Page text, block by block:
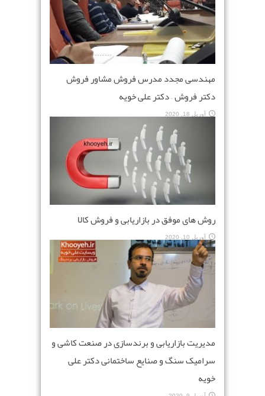
مهندسی مجدد مدرس فروش مشاور فروش
دکتر فروش – دکتر علی خویه
آوریل 18, 2020
روش های موفق در بازاریابی و فروش کالا
آوریل 10, 2020
مدیریت بازاریابی و برندسازی در صنعت کاشی و
سرامیک سنگ و صنایع ساختمانی دکتر علی
خویه